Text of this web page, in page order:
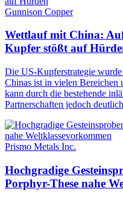
Gunnison Copper
Wettlauf mit China:
Kupfer stößt auf
Die US-Kupferstrategie
Chinas ist in vielen Bereichen
kann durch die bestehende
Partnerschaften jedoch
Prismo Metals Inc.
Hochgradige
Porphyr-These nahe